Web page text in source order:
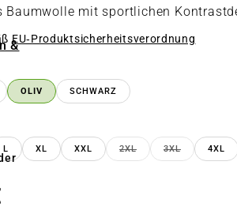
&
Baumwolle mit sportlichen
EU‑Produktsicherheitsverordnung
OLIV SCHWARZ
L XL XXL 2XL(DIESE OPTION IST
3XL(DIESE 4XL